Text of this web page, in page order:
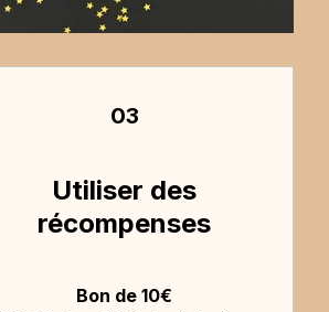
03
Utiliser des
récompenses
Bon de 10€